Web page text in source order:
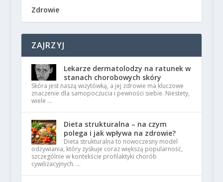
Zdrowie
ZAJRZYJ
Lekarze dermatolodzy na ratunek w
stanach chorobowych skóry
Skóra jest naszą wizytówką, a jej zdrowie ma kluczowe
znaczenie dla samopoczucia i pewności siebie. Niestety,
wiele …
Dieta strukturalna – na czym
polega i jak wpływa na zdrowie?
Dieta strukturalna to nowoczesny model
odżywiania, który zyskuje coraz większą popularność,
szczególnie w kontekście profilaktyki chorób
cywilizacyjnych. …